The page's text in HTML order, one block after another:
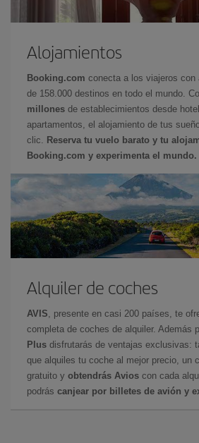
Alojamientos
Booking.com conecta a los viajeros con
de 158.000 destinos en todo el mundo.
millones de establecimientos desde
apartamentos, el alojamiento de tus
clic.
Reserva tu vuelo barato y tu
Booking.com y experimenta el mundo.
Alquiler de coches
AVIS , presente en casi 200 países, te
completa de coches de alquiler. Además
Plus disfrutarás de ventajas exclusivas:
que alquiles tu coche al mejor precio, un
gratuito y obtendrás Avios con cada
podrás canjear por billetes de avión y